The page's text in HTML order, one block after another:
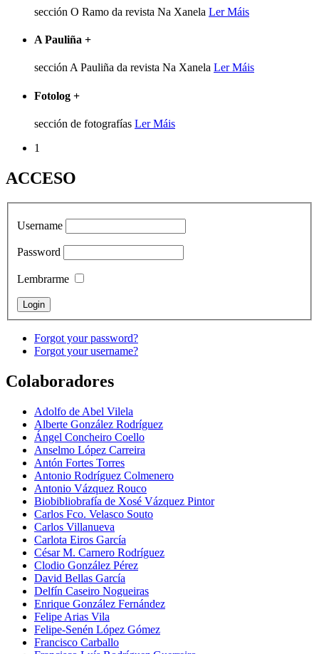
sección O Ramo da revista Na Xanela Ler Máis
A Pauliña +
sección A Pauliña da revista Na Xanela Ler Máis
Fotolog +
sección de fotografías Ler Máis
1
ACCESO
Username
Password
Lembrarme
Forgot your password?
Forgot your username?
Colaboradores
Adolfo de Abel Vilela
Alberte González Rodríguez
Ángel Concheiro Coello
Anselmo López Carreira
Antón Fortes Torres
Antonio Rodríguez Colmenero
Antonio Vázquez Rouco
Biobibliobrafía de Xosé Vázquez Pintor
Carlos Fco. Velasco Souto
Carlos Villanueva
Carlota Eiros García
César M. Carnero Rodríguez
Clodio González Pérez
David Bellas García
Delfín Caseiro Nogueiras
Enrique González Fernández
Felipe Arias Vila
Felipe-Senén López Gómez
Francisco Carballo